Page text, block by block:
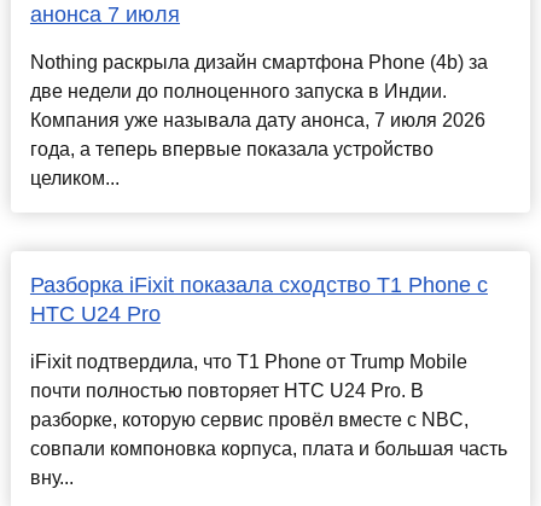
анонса 7 июля
Nothing раскрыла дизайн смартфона Phone (4b) за
две недели до полноценного запуска в Индии.
Компания уже называла дату анонса, 7 июля 2026
года, а теперь впервые показала устройство
целиком...
Разборка iFixit показала сходство T1 Phone с
HTC U24 Pro
iFixit подтвердила, что T1 Phone от Trump Mobile
почти полностью повторяет HTC U24 Pro. В
разборке, которую сервис провёл вместе с NBC,
совпали компоновка корпуса, плата и большая часть
вну...